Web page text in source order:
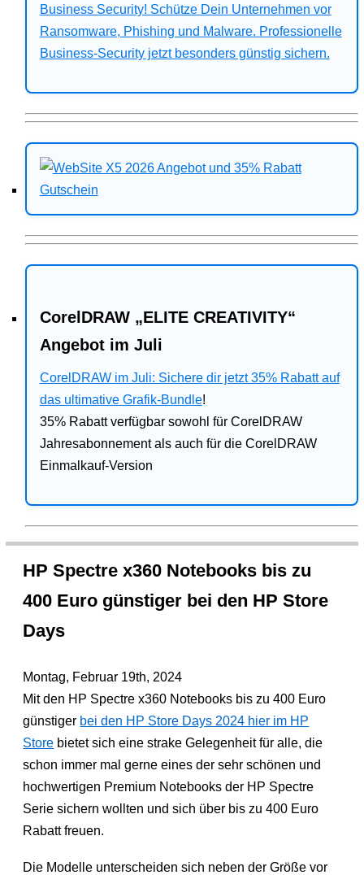
Business Security! Schütze Dein Unternehmen vor
Ransomware, Phishing und Malware. Professionelle
Business-Security jetzt besonders günstig sichern.
CorelDRAW „ELITE CREATIVITY“
Angebot im Juli
CorelDRAW im Juli: Sichere dir jetzt 35% Rabatt auf
das ultimative Grafik-Bundle!
35% Rabatt verfügbar sowohl für CorelDRAW
Jahresabonnement als auch für die CorelDRAW
Einmalkauf-Version
HP Spectre x360 Notebooks bis zu
400 Euro günstiger bei den HP Store
Days
Montag, Februar 19th, 2024
Mit den HP Spectre x360 Notebooks bis zu 400 Euro
günstiger bei den HP Store Days 2024 hier im HP
Store bietet sich eine strake Gelegenheit für alle, die
schon immer mal gerne eines der sehr schönen und
hochwertigen Premium Notebooks der HP Spectre
Serie sichern wollten und sich über bis zu 400 Euro
Rabatt freuen.
Die Modelle unterscheiden sich neben der Größe vor